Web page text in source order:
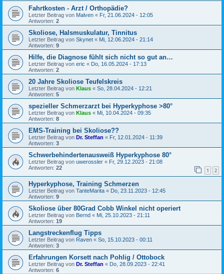
Fahrtkosten - Arzt / Orthopädie?
Letzter Beitrag von Malven « Fr, 21.06.2024 - 12:05
Antworten: 2
Skoliose, Halsmuskulatur, Tinnitus
Letzter Beitrag von Skynet « Mi, 12.06.2024 - 21:14
Antworten: 9
Hilfe, die Diagnose fühlt sich nicht so gut an…
Letzter Beitrag von eric « Do, 16.05.2024 - 17:13
Antworten: 2
20 Jahre Skoliose Teufelskreis
Letzter Beitrag von Klaus « So, 28.04.2024 - 12:21
Antworten: 5
spezieller Schmerzarzt bei Hyperkyphose >80°
Letzter Beitrag von Klaus « Mi, 10.04.2024 - 09:35
Antworten: 8
EMS-Training bei Skoliose??
Letzter Beitrag von Dr. Steffan « Fr, 12.01.2024 - 11:39
Antworten: 3
Schwerbehindertenausweiß Hyperkyphose 80°
Letzter Beitrag von uwerossler « Fr, 29.12.2023 - 21:08
Antworten: 22 1 2
Hyperkyphose, Training Schmerzen
Letzter Beitrag von TanteMarita « Do, 23.11.2023 - 12:45
Antworten: 9
Skoliose über 80Grad Cobb Winkel nicht operiert
Letzter Beitrag von Bernd « Mi, 25.10.2023 - 21:11
Antworten: 19
Langstreckenflug Tipps
Letzter Beitrag von Raven « So, 15.10.2023 - 00:11
Antworten: 3
Erfahrungen Korsett nach Pohlig / Ottobock
Letzter Beitrag von Dr. Steffan « Do, 28.09.2023 - 22:41
Antworten: 6